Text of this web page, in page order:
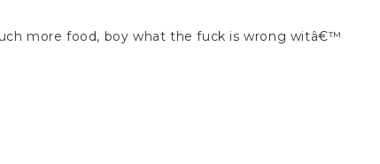
more food, boy what the fuck is wrong witâ€™